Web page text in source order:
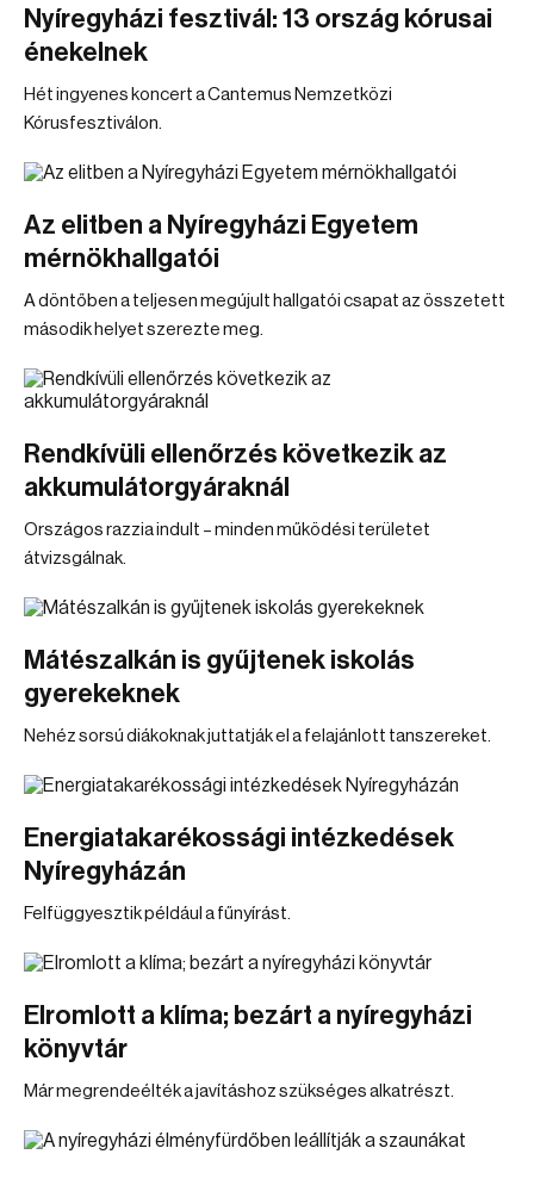
Nyíregyházi fesztivál: 13 ország kórusai
énekelnek
Hét ingyenes koncert a Cantemus Nemzetközi
Kórusfesztiválon.
Az elitben a Nyíregyházi Egyetem
mérnökhallgatói
A döntőben a teljesen megújult hallgatói csapat az összetett
második helyet szerezte meg.
Rendkívüli ellenőrzés következik az
akkumulátorgyáraknál
Országos razzia indult – minden működési területet
átvizsgálnak.
Mátészalkán is gyűjtenek iskolás
gyerekeknek
Nehéz sorsú diákoknak juttatják el a felajánlott tanszereket.
Energiatakarékossági intézkedések
Nyíregyházán
Felfüggyesztik például a fűnyírást.
Elromlott a klíma; bezárt a nyíregyházi
könyvtár
Már megrendeélték a javításhoz szükséges alkatrészt.